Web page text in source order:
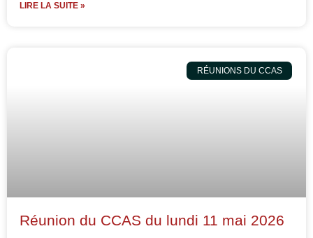
LIRE LA SUITE »
RÉUNIONS DU CCAS
Réunion du CCAS du lundi 11 mai 2026